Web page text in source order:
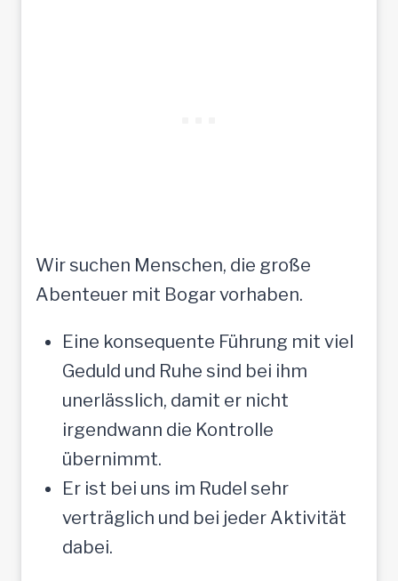
Wir suchen Menschen, die große
Abenteuer mit Bogar vorhaben.
Eine konsequente Führung mit viel
Geduld und Ruhe sind bei ihm
unerlässlich, damit er nicht
irgendwann die Kontrolle
übernimmt.
Er ist bei uns im Rudel sehr
verträglich und bei jeder Aktivität
dabei.